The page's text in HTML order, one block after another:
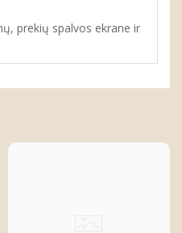
prekių spalvos ekrane ir